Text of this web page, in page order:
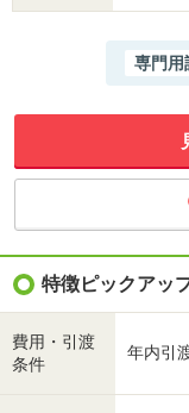
専門用
特徴ピックアッ
費用・引渡
条件
年内引